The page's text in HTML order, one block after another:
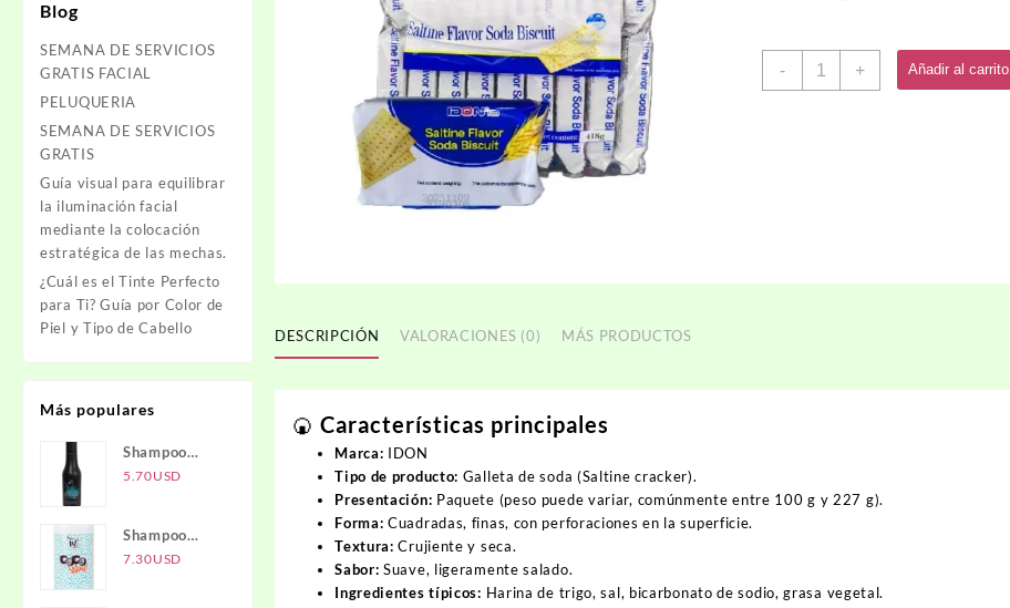
Blog
SEMANA DE SERVICIOS
GRATIS FACIAL
PELUQUERIA
SEMANA DE SERVICIOS
GRATIS
Guía visual para equilibrar
la iluminación facial
mediante la colocación
estratégica de las mechas.
¿Cuál es el Tinte Perfecto
para Ti? Guía por Color de
Piel y Tipo de Cabello
Más populares
Shampoo
Carbón
5.70USD
Shampoo
COCO WOW
7.30USD
-
Galleta
+ Añadir al carrito
DESCRIPCIÓN VALORACIONES (0) MÁS PRODUCTOS
🍘 Características principales
Marca: IDON
Tipo de producto: Galleta de soda (Saltine cracker).
Presentación: Paquete (peso puede variar, comúnmente entre 100 g y 227 g).
Forma: Cuadradas, finas, con perforaciones en la superficie.
Textura: Crujiente y seca.
Sabor: Suave, ligeramente salado.
Ingredientes típicos: Harina de trigo, sal, bicarbonato de sodio, grasa vegetal.